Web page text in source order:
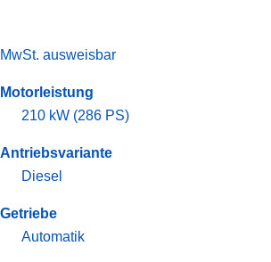
MwSt. ausweisbar
Motorleistung
210 kW (286 PS)
Antriebsvariante
Diesel
Getriebe
Automatik